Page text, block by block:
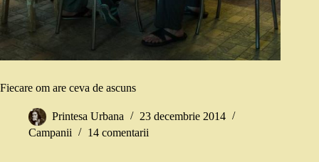
Fiecare om are ceva de ascuns
Printesa Urbana
23 decembrie 2014
Campanii
14 comentarii